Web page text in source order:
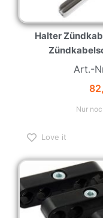
Halter
Art.-
Nur
Love it